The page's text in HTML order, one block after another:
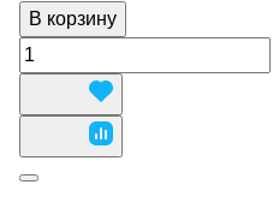
В корзину